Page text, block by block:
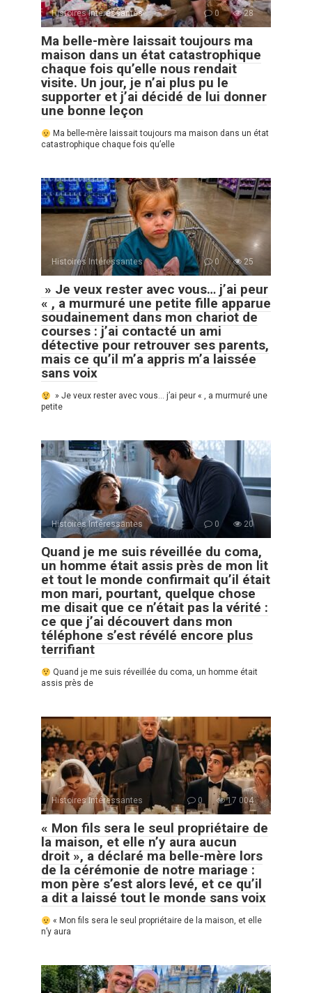
Histoires Intéressantes 0 28
Ma belle-mère laissait toujours ma
maison dans un état catastrophique
chaque fois qu’elle nous rendait
visite. Un jour, je n’ai plus pu le
supporter et j’ai décidé de lui donner
une bonne leçon
Ma belle-mère laissait toujours ma maison dans un état
catastrophique chaque fois qu’elle
Histoires Intéressantes 0 25
» Je veux rester avec vous… j’ai peur
« , a murmuré une petite fille apparue
soudainement dans mon chariot de
courses : j’ai contacté un ami
détective pour retrouver ses parents,
mais ce qu’il m’a appris m’a laissée
sans voix
» Je veux rester avec vous… j’ai peur « , a murmuré une
petite
Histoires Intéressantes 0 20
Quand je me suis réveillée du coma,
un homme était assis près de mon lit
et tout le monde confirmait qu’il était
mon mari, pourtant, quelque chose
me disait que ce n’était pas la vérité :
ce que j’ai découvert dans mon
téléphone s’est révélé encore plus
terrifiant
Quand je me suis réveillée du coma, un homme était
assis près de
Histoires Intéressantes 0 17 004
« Mon fils sera le seul propriétaire de
la maison, et elle n’y aura aucun
droit », a déclaré ma belle-mère lors
de la cérémonie de notre mariage :
mon père s’est alors levé, et ce qu’il
a dit a laissé tout le monde sans voix
« Mon fils sera le seul propriétaire de la maison, et elle
n’y aura